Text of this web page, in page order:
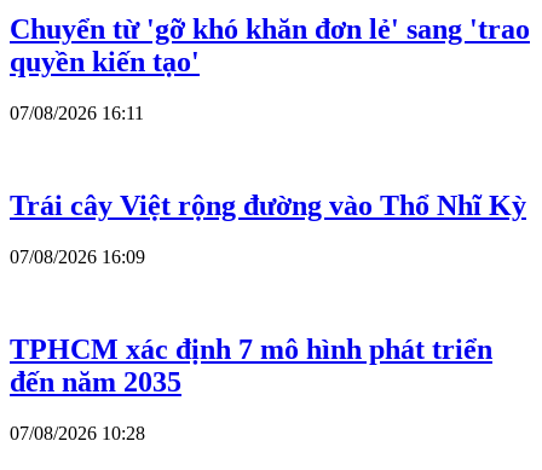
Chuyển từ 'gỡ khó khăn đơn lẻ' sang 'trao
quyền kiến tạo'
07/08/2026 16:11
Trái cây Việt rộng đường vào Thổ Nhĩ Kỳ
07/08/2026 16:09
TPHCM xác định 7 mô hình phát triển
đến năm 2035
07/08/2026 10:28